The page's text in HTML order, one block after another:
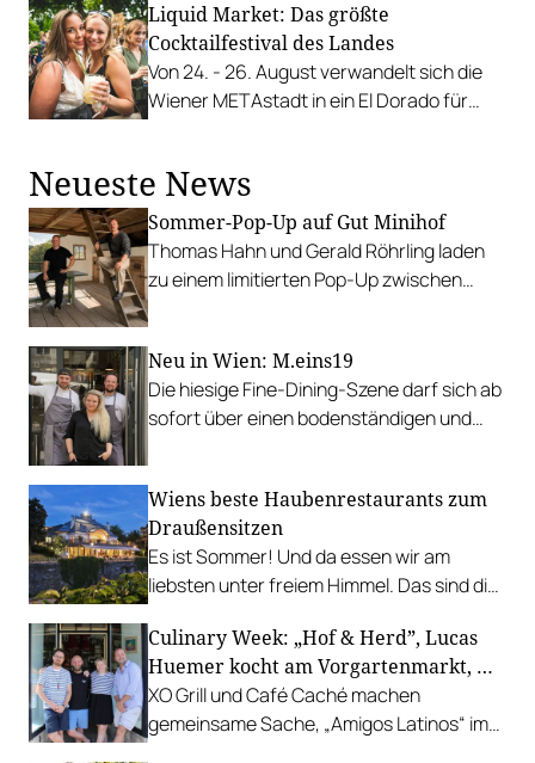
in St. Anton.
Liquid Market: Das größte
Cocktailfestival des Landes
Von 24. - 26. August verwandelt sich die
Wiener METAstadt in ein El Dorado für
Neueste News
Sommer-Pop-Up auf Gut Minihof
Thomas Hahn und Gerald Röhrling laden
zu einem limitierten Pop-Up zwischen
Neu in Wien: M.eins19
Die hiesige Fine-Dining-Szene darf sich ab
sofort über einen bodenständigen und
Wiens beste Haubenrestaurants zum
Draußensitzen
Es ist Sommer! Und da essen wir am
liebsten unter freiem Himmel. Das sind die
Gastgarten.
Culinary Week: „Hof & Herd”, Lucas
Huemer kocht am Vorgartenmarkt, …
XO Grill und Café Caché machen
gemeinsame Sache, „Amigos Latinos“ im